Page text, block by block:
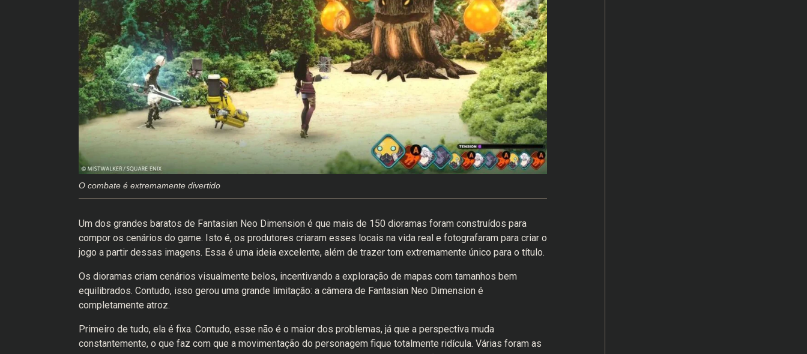
O combate é extremamente divertido
Um dos grandes baratos de Fantasian Neo Dimension é que mais de 150 dioramas foram construídos para
compor os cenários do game. Isto é, os produtores criaram esses locais na vida real e fotografaram para criar o
jogo a partir dessas imagens. Essa é uma ideia excelente, além de trazer tom extremamente único para o título.
Os dioramas criam cenários visualmente belos, incentivando a exploração de mapas com tamanhos bem
equilibrados. Contudo, isso gerou uma grande limitação: a câmera de Fantasian Neo Dimension é
completamente atroz.
Primeiro de tudo, ela é fixa. Contudo, esse não é o maior dos problemas, já que a perspectiva muda
constantemente, o que faz com que a movimentação do personagem fique totalmente ridícula. Várias foram as